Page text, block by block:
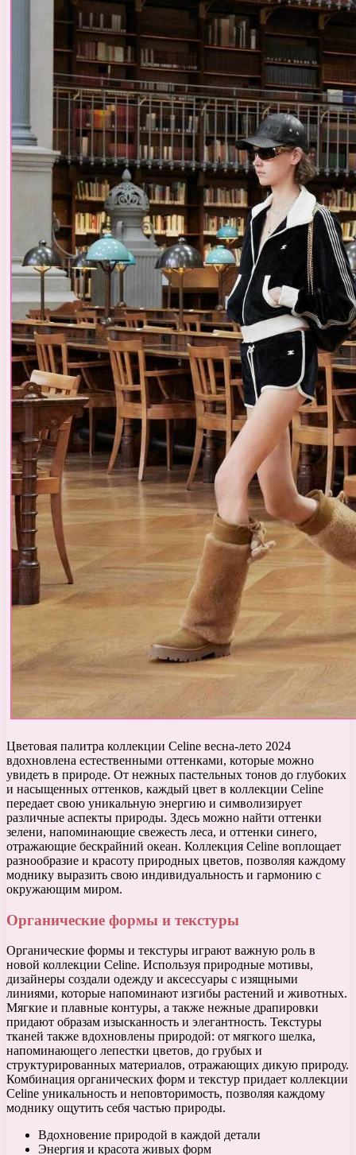
Цветовая палитра коллекции Celine весна-лето 2024
вдохновлена естественными оттенками, которые можно
увидеть в природе. От нежных пастельных тонов до глубоких
и насыщенных оттенков, каждый цвет в коллекции Celine
передает свою уникальную энергию и символизирует
различные аспекты природы. Здесь можно найти оттенки
зелени, напоминающие свежесть леса, и оттенки синего,
отражающие бескрайний океан. Коллекция Celine воплощает
разнообразие и красоту природных цветов, позволяя каждому
моднику выразить свою индивидуальность и гармонию с
окружающим миром.
Органические формы и текстуры
Органические формы и текстуры играют важную роль в
новой коллекции Celine. Используя природные мотивы,
дизайнеры создали одежду и аксессуары с изящными
линиями, которые напоминают изгибы растений и животных.
Мягкие и плавные контуры, а также нежные драпировки
придают образам изысканность и элегантность. Текстуры
тканей также вдохновлены природой: от мягкого шелка,
напоминающего лепестки цветов, до грубых и
структурированных материалов, отражающих дикую природу.
Комбинация органических форм и текстур придает коллекции
Celine уникальность и неповторимость, позволяя каждому
моднику ощутить себя частью природы.
Вдохновение природой в каждой детали
Энергия и красота живых форм